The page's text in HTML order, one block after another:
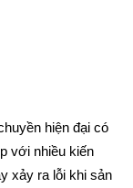
hiện đại có
với nhiều kiến
xảy ra lỗi khi sản